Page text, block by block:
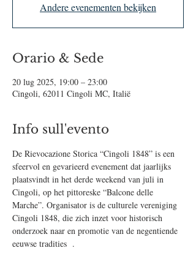
Andere evenementen bekijken
Orario & Sede
20 lug 2025, 19:00 – 23:00
Cingoli, 62011 Cingoli MC, Italië
Info sull'evento
De Rievocazione Storica “Cingoli 1848” is een
sfeervol en gevarieerd evenement dat jaarlijks
plaatsvindt in het derde weekend van juli in
Cingoli, op het pittoreske “Balcone delle
Marche”. Organisator is de culturele vereniging
Cingoli 1848, die zich inzet voor historisch
onderzoek naar en promotie van de negentiende
eeuwse tradities  .